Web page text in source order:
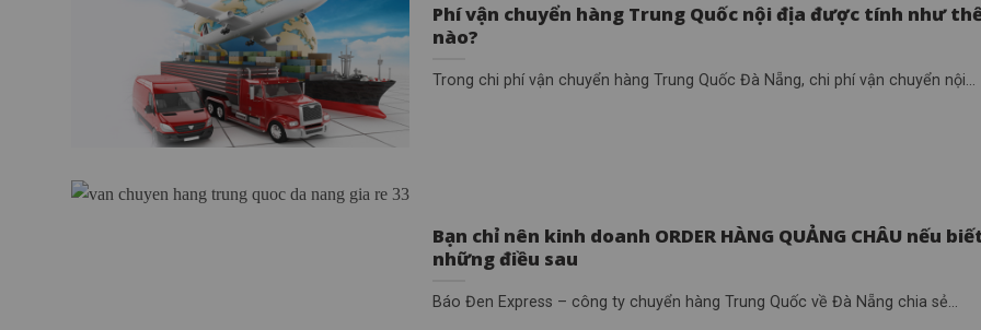
Phí vận chuyển hàng Trung Quốc nội địa được tính như
nào?
Trong chi phí vận chuyển hàng Trung Quốc Đà Nẵng, chi phí vận chuyển nội...
Bạn chỉ nên kinh doanh ORDER HÀNG QUẢNG CHÂU nếu
những điều sau
Báo Đen Express – công ty chuyển hàng Trung Quốc về Đà Nẵng chia sẻ...